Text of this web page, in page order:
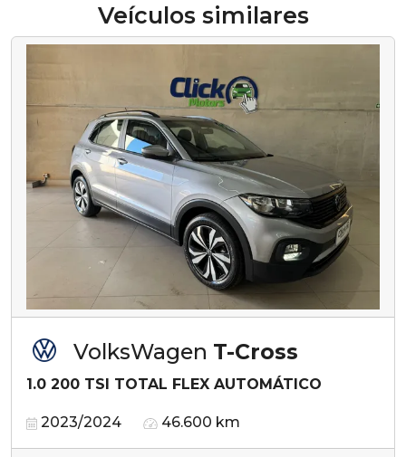
Veículos similares
VolksWagen T-Cross
1.0 200 TSI TOTAL FLEX AUTOMÁTICO
2023/2024 46.600 km